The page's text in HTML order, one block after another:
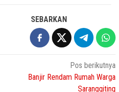
SEBARKAN
Pos berikutnya
Banjir Rendam Rumah Warga
Saranggiting